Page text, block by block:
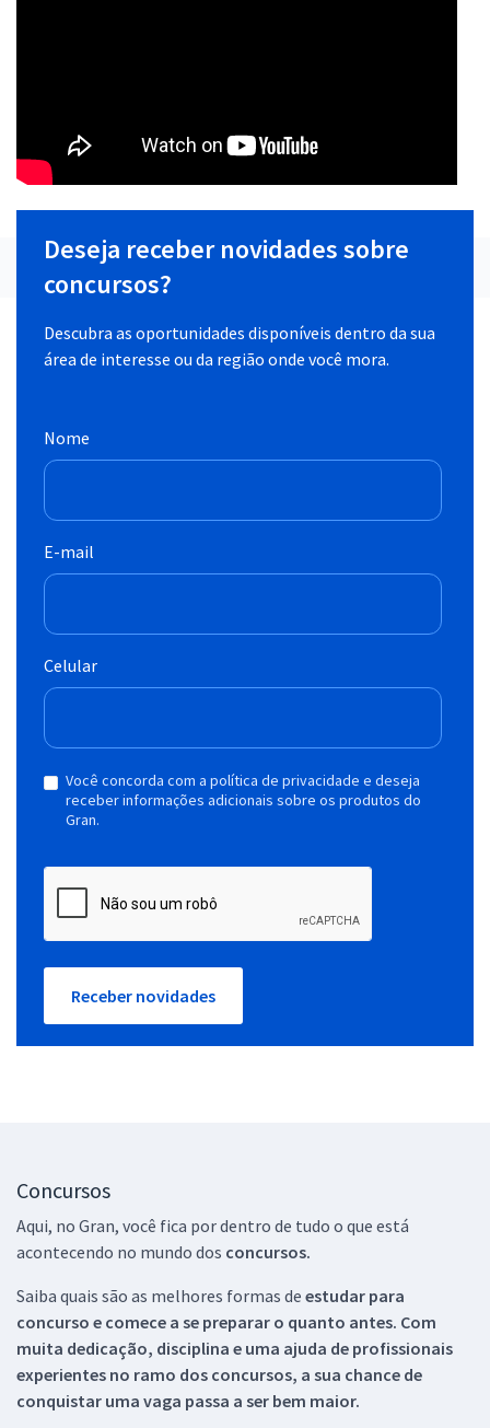
Deseja receber novidades sobre
concursos?
Descubra as oportunidades disponíveis dentro da sua
área de interesse ou da região onde você mora.
Nome
E-mail
Celular
Você concorda com a política de privacidade e deseja
receber informações adicionais sobre os produtos do
Gran.
Receber novidades
Concursos
Aqui, no Gran, você fica por dentro de tudo o que está
acontecendo no mundo dos concursos.
Saiba quais são as melhores formas de estudar para
concurso e comece a se preparar o quanto antes. Com
muita dedicação, disciplina e uma ajuda de profissionais
experientes no ramo dos concursos, a sua chance de
conquistar uma vaga passa a ser bem maior.